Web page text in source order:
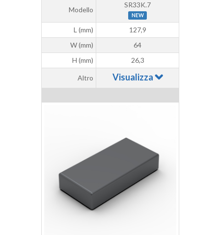
Modello
SR33K.7
NEW
L (mm)
127,9
W (mm)
64
H (mm)
26,3
Altro Visualizza